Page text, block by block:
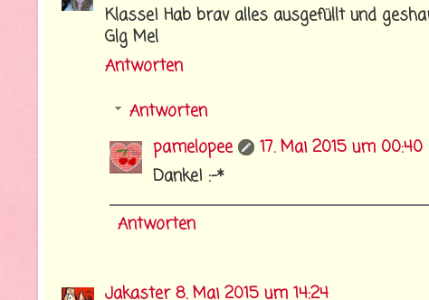
Klasse! Hab brav alles ausgefüllt und
Glg Mel
Antworten
Antworten
pamelopee
17. Mai 2015 um 00:40
Danke! :-*
Antworten
Jakaster 8. Mai 2015 um 14:24